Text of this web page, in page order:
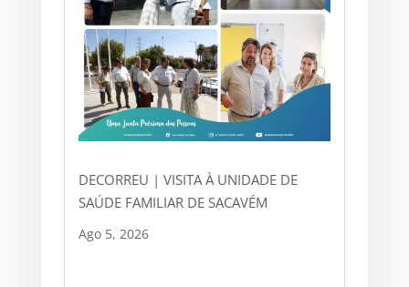
DECORREU | VISITA À UNIDADE DE
SAÚDE FAMILIAR DE SACAVÉM
Ago 5, 2026